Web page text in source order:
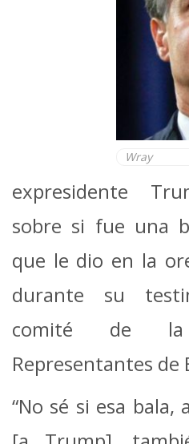
Wray
expresidente
sobre si fue una
que le dio en la
durante su
comité de
Representantes de
“No sé si esa bala,